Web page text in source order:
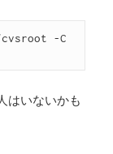
-C
はいないかも